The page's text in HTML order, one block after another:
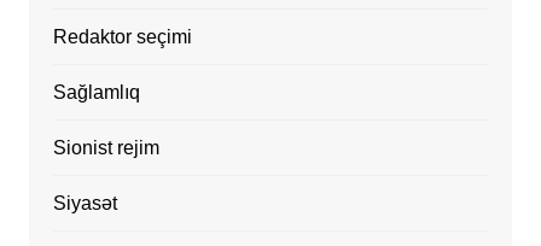
Redaktor seçimi
Sağlamlıq
Sionist rejim
Siyasət